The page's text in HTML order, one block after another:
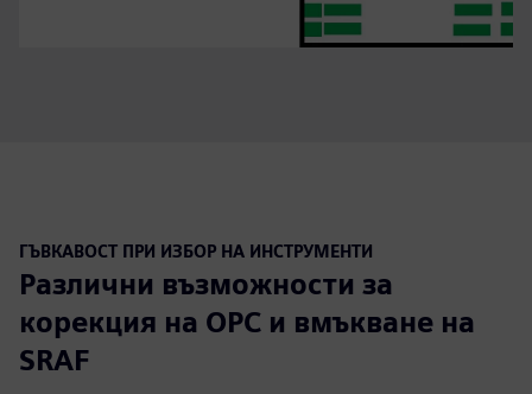
ГЪВКАВОСТ ПРИ ИЗБОР НА ИНСТРУМЕНТИ
Различни възможности за
корекция на OPC и вмъкване на
SRAF